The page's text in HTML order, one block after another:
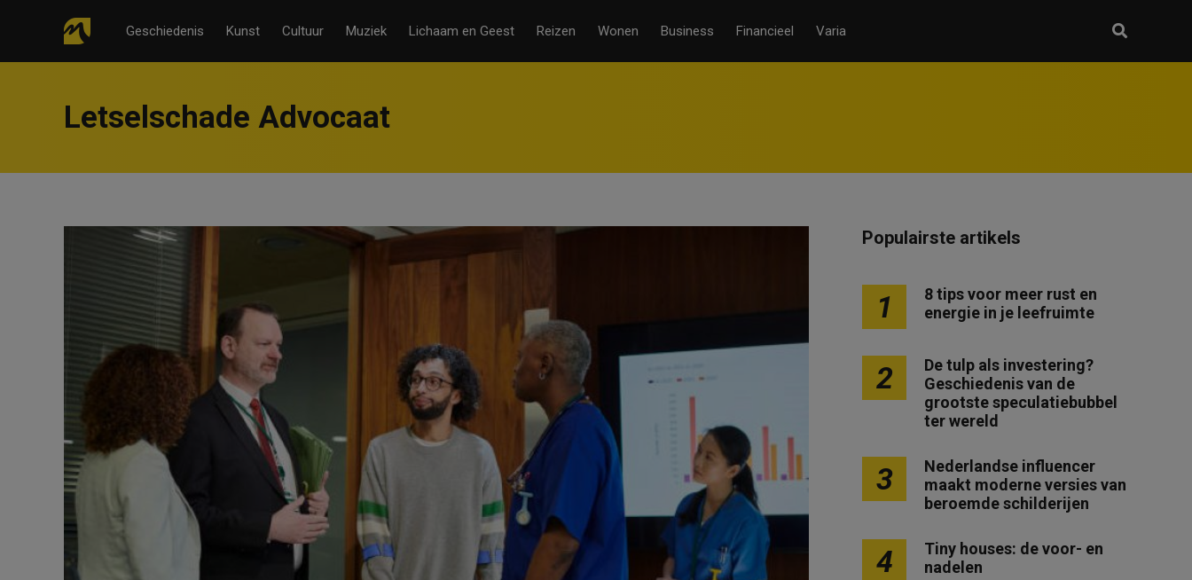
Geschiedenis Kunst Cultuur Muziek Lichaam en Geest Reizen Wonen Business Financieel Varia
Letselschade Advocaat
Populairste artikels
1
8 tips voor meer rust en
energie in je leefruimte
2
De tulp als investering?
Geschiedenis van de
grootste speculatiebubbel
ter wereld
3
Nederlandse influencer
maakt moderne versies van
beroemde schilderijen
4
Tiny houses: de voor- en
nadelen